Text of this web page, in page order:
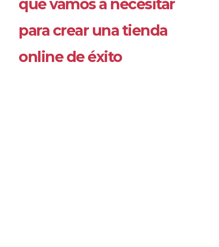
que vamos a necesitar
para crear una tienda
online de éxito